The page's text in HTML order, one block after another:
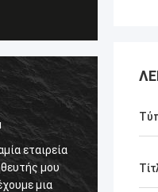
εταιρεία
μου
μια